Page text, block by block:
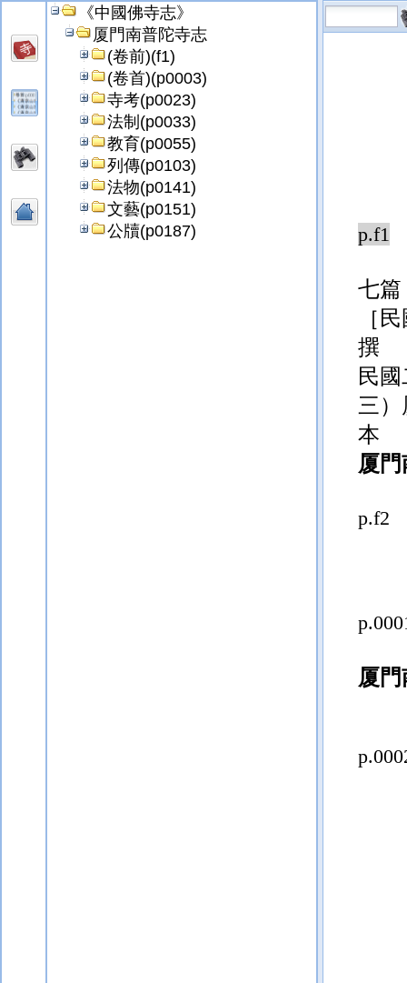
《中國佛寺志》
厦門南普陀寺志
(卷前)(f1)
(卷首)(p0003)
寺考(p0023)
法制(p0033)
教育(p0055)
列傳(p0103)
法物(p0141)
文藝(p0151)
公牘(p0187)
p.f1
七篇
［
撰
民
三）
本
厦
p.f2
厦